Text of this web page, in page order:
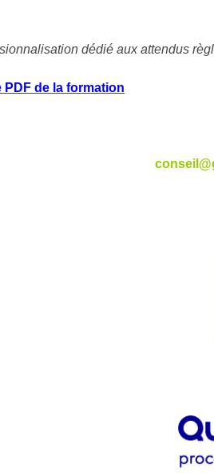
dédié aux attendus
de la formation